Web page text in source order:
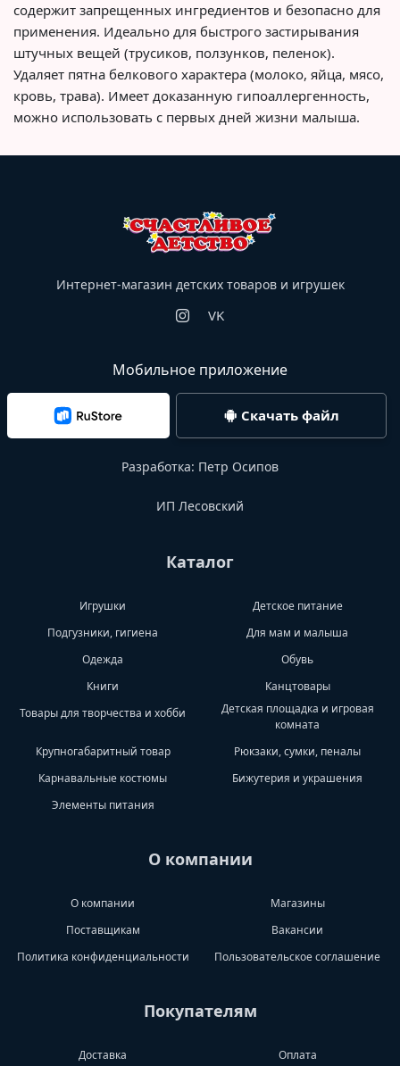
содержит запрещенных ингредиентов и безопасно для
применения. Идеально для быстрого застирывания
штучных вещей (трусиков, ползунков, пеленок).
Удаляет пятна белкового характера (молоко, яйца, мясо,
кровь, трава). Имеет доказанную гипоаллергенность,
можно использовать с первых дней жизни малыша.
Интернет-магазин детских товаров и игрушек
VK
Мобильное приложение
Скачать файл
Разработка: Петр Осипов
ИП Лесовский
Каталог
Игрушки
Детское питание
Подгузники, гигиена
Для мам и малыша
Одежда
Обувь
Книги
Канцтовары
Товары для творчества и хобби
Детская площадка и игровая
комната
Крупногабаритный товар
Рюкзаки, сумки, пеналы
Карнавальные костюмы
Бижутерия и украшения
Элементы питания
О компании
О компании
Магазины
Поставщикам
Вакансии
Политика конфиденциальности
Пользовательское соглашение
Покупателям
Доставка Оплата